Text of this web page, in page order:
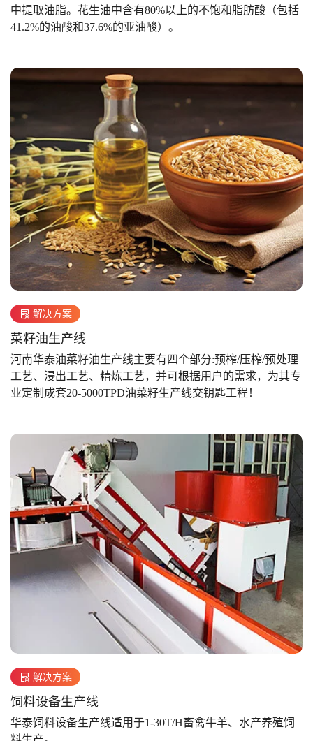
中提取油脂。花生油中含有80%以上的不饱和脂肪酸（包括
41.2%的油酸和37.6%的亚油酸）。
解决方案
菜籽油生产线
河南华泰油菜籽油生产线主要有四个部分:预榨/压榨/预处理
工艺、浸出工艺、精炼工艺，并可根据用户的需求，为其专
业定制成套20-5000TPD油菜籽生产线交钥匙工程！
解决方案
饲料设备生产线
华泰饲料设备生产线适用于1-30T/H畜禽牛羊、水产养殖饲